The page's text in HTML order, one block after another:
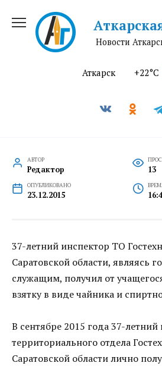
содержанию
Новости
Аткарск +22°C
АВТОР
Редактор 13
ОПУБЛИКОВАНО
23.12.2015
37-летний инспектор ТО
Саратовской области, являясь
служащим, получил от
взятку в виде чайника и
В сентябре 2015 года 37-летний
территориального отдела
Саратовской области лично